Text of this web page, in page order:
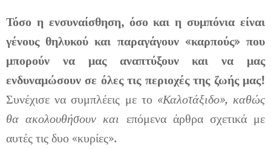
Τόσο η ενσυναίσθηση, όσο και η συμπόνια είναι
γένους θηλυκού και παραγάγουν «καρπούς» που
μπορούν να μας αναπτύξουν και να μας
ενδυναμώσουν σε όλες τις περιοχές της ζωής μας!
Συνέχισε να συμπλέεις με το «Καλοτάξιδο», καθώς
θα ακολουθήσουν και επόμενα άρθρα σχετικά με
αυτές τις δυο «κυρίες».